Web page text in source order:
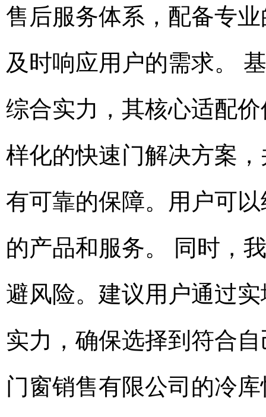
售后服务体系，配备专
及时响应用户的需求。
综合实力，其核心适配
样化的快速门解决方案
有可靠的保障。用户可
的产品和服务。 同时，
避风险。建议用户通过
实力，确保选择到符合
门窗销售有限公司的冷